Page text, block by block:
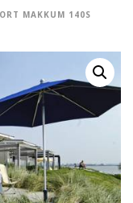
MAKKUM 140S